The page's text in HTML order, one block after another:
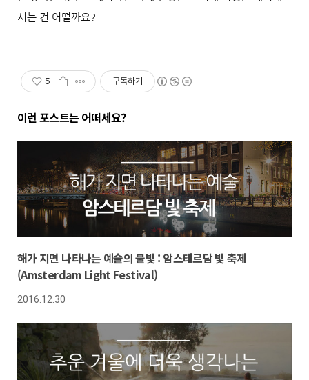
시는 건 어떨까요?
5 구독하기
이런 포스트는 어떠세요?
해가 지면 나타나는 예술의 불빛 : 암스테르담 빛 축제
(Amsterdam Light Festival)
2016.12.30